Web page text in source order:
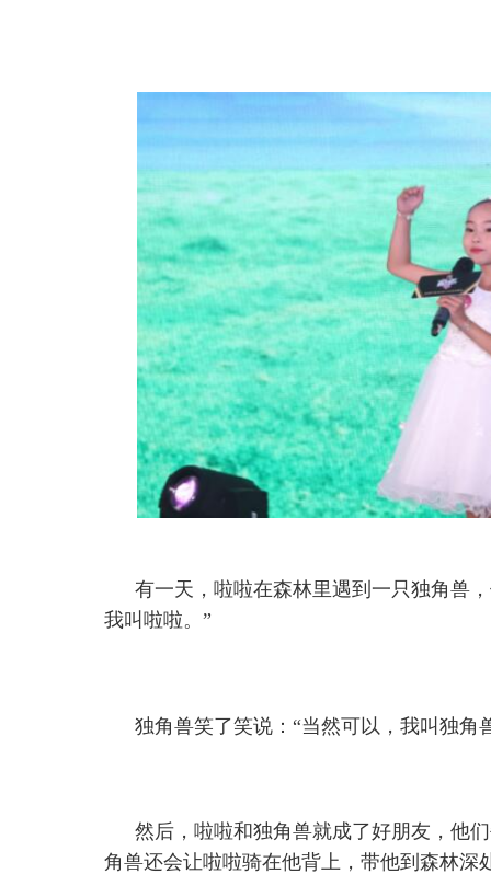
有一天，啦啦在森林里遇到一只独角兽
我叫啦啦。”
独角兽笑了笑说：“当然可以，我叫独角
然后，啦啦和独角兽就成了好朋友，他
角兽还会让啦啦骑在他背上，带他到森林深